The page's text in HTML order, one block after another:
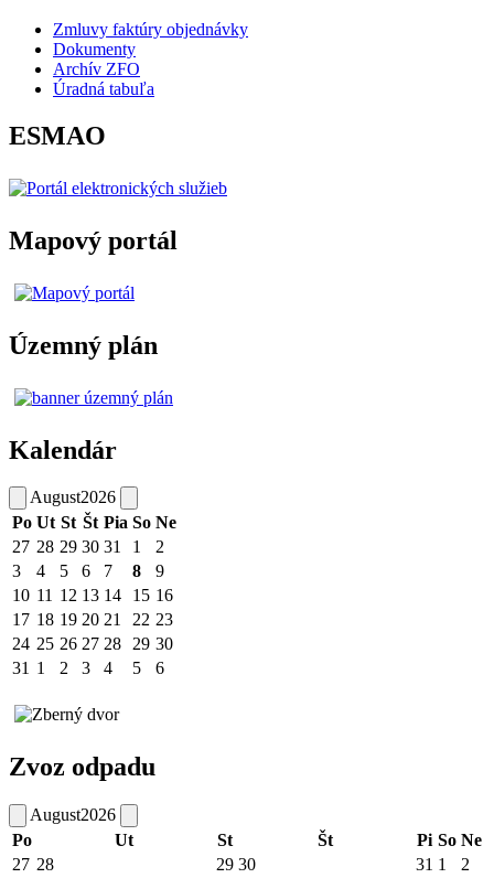
Zmluvy faktúry objednávky
Dokumenty
Archív ZFO
Úradná tabuľa
ESMAO
Mapový portál
Územný plán
Kalendár
August2026
Po Ut St Št Pia So Ne
27 28 29 30 31 1
2
3
4 5 6 7 8
9
10 11 12 13 14 15 16
17 18 19 20 21 22 23
24 25 26 27 28 29 30
31 1 2 3 4 5 6
Zvoz odpadu
August2026
Po
Ut St Št Pi So Ne
27 28 29 30 31 1 2